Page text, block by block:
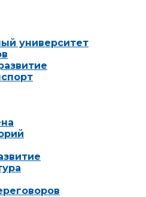
университет